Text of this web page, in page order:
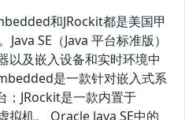
和JRockit都是美国甲
SE（Java 平台标准版）
以及嵌入设备和实时环境中
是一款针对嵌入式系
；JRockit是一款内置于
拟机。 Oracle Java SE中的